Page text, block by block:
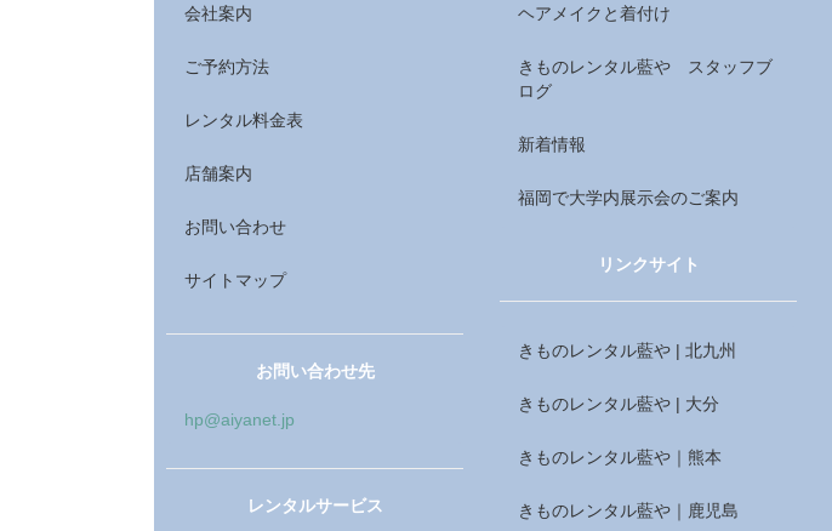
会社案内
ご予約方法
レンタル料金表
店舗案内
お問い合わせ
サイトマップ
お問い合わせ先
hp@aiyanet.jp
レンタルサービス
ヘアメイクと着付け
きものレンタル藍や スタッフブ
ログ
新着情報
福岡で大学内展示会のご案内
リンクサイト
きものレンタル藍や | 北九州
きものレンタル藍や | 大分
きものレンタル藍や｜熊本
きものレンタル藍や｜鹿児島